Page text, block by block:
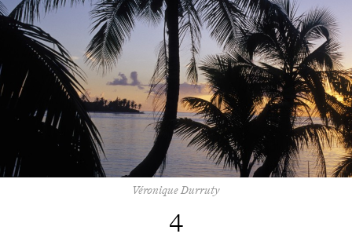
Véronique Durruty
4